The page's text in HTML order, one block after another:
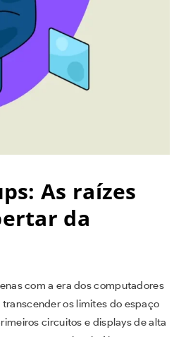
As raízes
da
com a era dos computadores
os limites do espaço
circuitos e displays de alta